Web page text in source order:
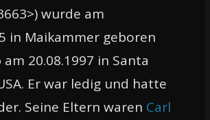
wurde am
in Maikammer geboren
20.08.1997 in Santa
Er war ledig und hatte
Seine Eltern waren Carl